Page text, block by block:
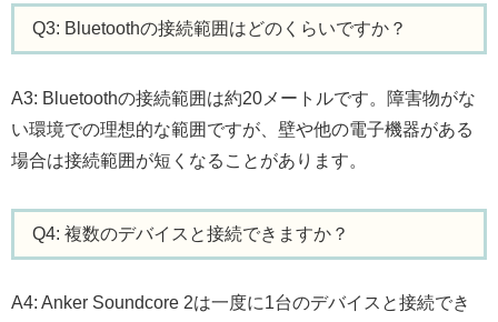
Q3: Bluetoothの接続範囲はどのくらいですか？
A3: Bluetoothの接続範囲は約20メートルです。障害物がな
い環境での理想的な範囲ですが、壁や他の電子機器がある
場合は接続範囲が短くなることがあります。
Q4: 複数のデバイスと接続できますか？
A4: Anker Soundcore 2は一度に1台のデバイスと接続でき